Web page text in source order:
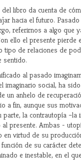
libro da cuenta de
hacia el futuro.
referirnos a algo
ello el presente
tipo de relaciones de
sentido.
al pasado
imaginario social, ha
un anhelo de
a fin, aunque sus
la contrautopía
al presente. Ambas -
en virtud de su
de su carácter
e inestable, en el